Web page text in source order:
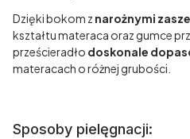
Dzięki bokom z narożnymi
kształtu materaca oraz gumce
prześcieradło doskonale
materacach o różnej grubości.
Sposoby pielęgnacji: